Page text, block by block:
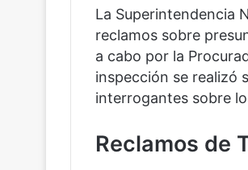
La Superintendencia
reclamos sobre
a cabo por la
inspección se realizó
interrogantes sobre
Reclamos de